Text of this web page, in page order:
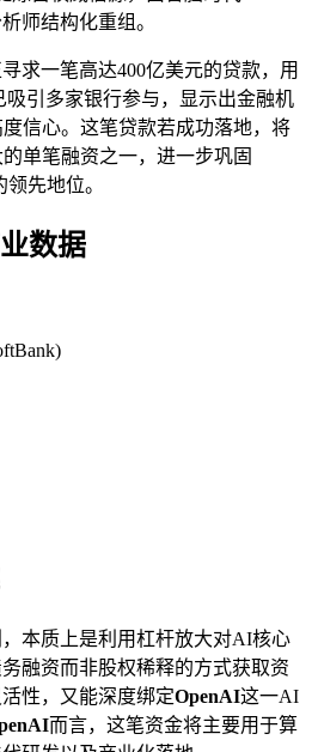
师结构化重组。
求一笔高达400亿美元的贷款，用
吸引多家银行参与，显示出金融机
信心。这笔贷款若成功落地，将
单笔融资之一，进一步巩固
先地位。
数据
本质上是利用杠杆放大对AI核心
融资而非股权稀释的方式获取资
性，又能深度绑定OpenAI这一AI
而言，这笔资金将主要用于算